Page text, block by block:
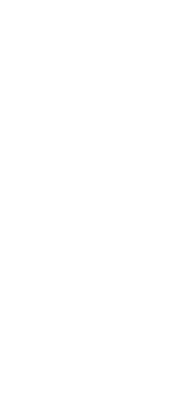
הדגם בעבר,
מפגעי סלילה
המרכב. התנהגות
מהנה בשום צורה.
חבילה מאוזנת.
בקטגוריה,